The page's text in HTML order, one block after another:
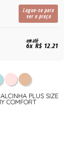
Logue-se para
ver o preço
em até
6x R$ 12,21
PLUS SIZE
COMFORT